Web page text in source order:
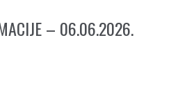
– 06.06.2026.